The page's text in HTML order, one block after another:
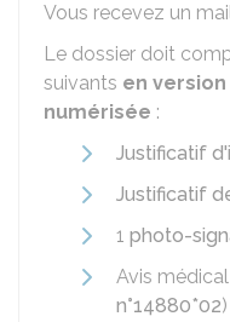
Vous recevez un
Le dossier doit
suivants en
numérisée :
Justificatif
Justificatif
1 photo-
Avis
n°14880*02)